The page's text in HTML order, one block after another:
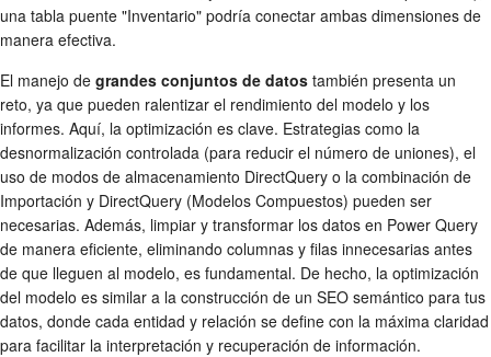
una tabla puente "Inventario" podría conectar ambas dimensiones de
manera efectiva.
El manejo de grandes conjuntos de datos también presenta un
reto, ya que pueden ralentizar el rendimiento del modelo y los
informes. Aquí, la optimización es clave. Estrategias como la
desnormalización controlada (para reducir el número de uniones), el
uso de modos de almacenamiento DirectQuery o la combinación de
Importación y DirectQuery (Modelos Compuestos) pueden ser
necesarias. Además, limpiar y transformar los datos en Power Query
de manera eficiente, eliminando columnas y filas innecesarias antes
de que lleguen al modelo, es fundamental. De hecho, la optimización
del modelo es similar a la construcción de un SEO semántico para tus
datos, donde cada entidad y relación se define con la máxima claridad
para facilitar la interpretación y recuperación de información.